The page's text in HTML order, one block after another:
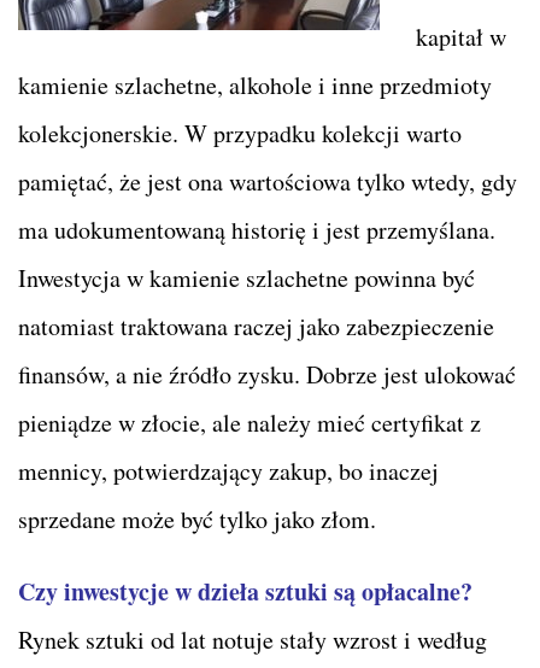
kapitał w
kamienie szlachetne, alkohole i inne przedmioty
kolekcjonerskie. W przypadku kolekcji warto
pamiętać, że jest ona wartościowa tylko wtedy, gdy
ma udokumentowaną historię i jest przemyślana.
Inwestycja w kamienie szlachetne powinna być
natomiast traktowana raczej jako zabezpieczenie
finansów, a nie źródło zysku. Dobrze jest ulokować
pieniądze w złocie, ale należy mieć certyfikat z
mennicy, potwierdzający zakup, bo inaczej
sprzedane może być tylko jako złom.
Czy inwestycje w dzieła sztuki są opłacalne?
Rynek sztuki od lat notuje stały wzrost i według